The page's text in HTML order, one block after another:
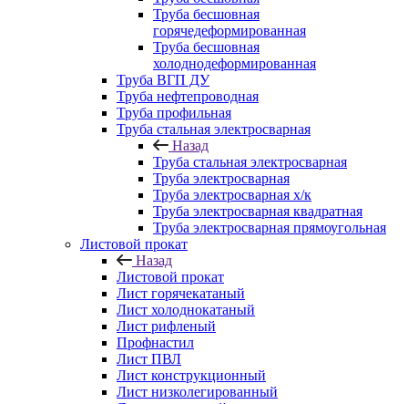
Труба бесшовная
горячедеформированная
Труба бесшовная
холоднодеформированная
Труба ВГП ДУ
Труба нефтепроводная
Труба профильная
Труба стальная электросварная
Назад
Труба стальная электросварная
Труба электросварная
Труба электросварная х/к
Труба электросварная квадратная
Труба электросварная прямоугольная
Листовой прокат
Назад
Листовой прокат
Лист горячекатаный
Лист холоднокатаный
Лист рифленый
Профнастил
Лист ПВЛ
Лист конструкционный
Лист низколегированный